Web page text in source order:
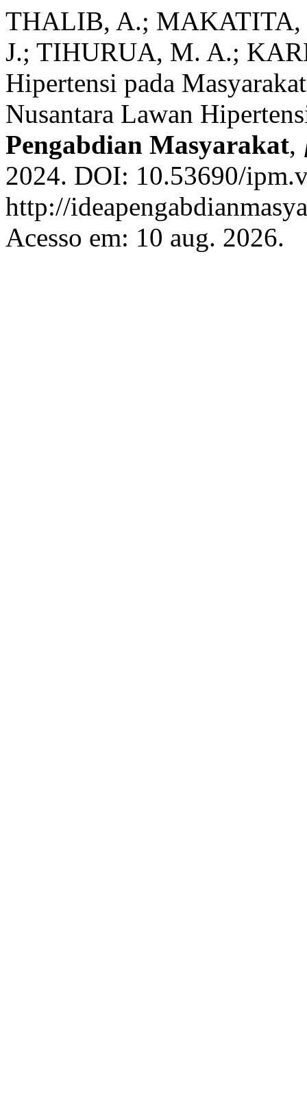
THALIB, A.; MAKATITA,
J.; TIHURUA, M. A.;
Hipertensi pada
Nusantara Lawan
Pengabdian Masyarakat,
2024. DOI: 10.53690/
http://
Acesso em: 10 aug. 2026.